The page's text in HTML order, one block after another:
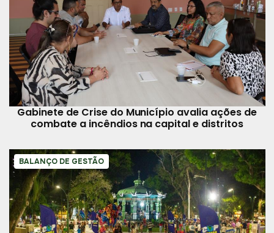
Gabinete de Crise do Município avalia ações de
combate a incêndios na capital e distritos
BALANÇO DE GESTÃO